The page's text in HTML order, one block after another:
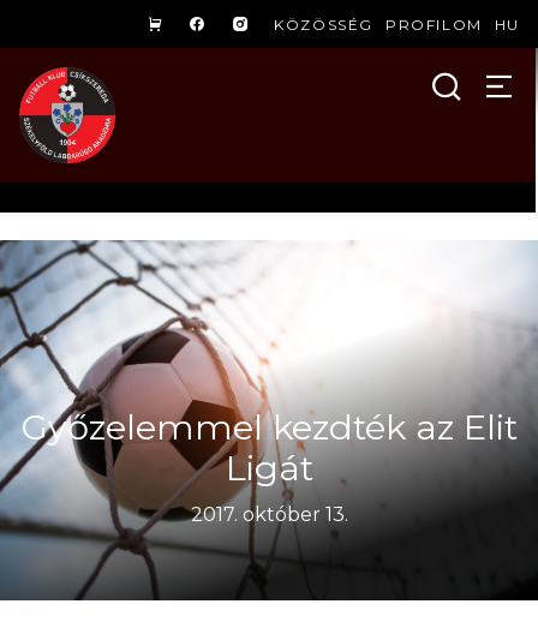
KÖZÖSSÉG PROFILOM HU
Győzelemmel kezdték az Elit
Ligát
2017. október 13.